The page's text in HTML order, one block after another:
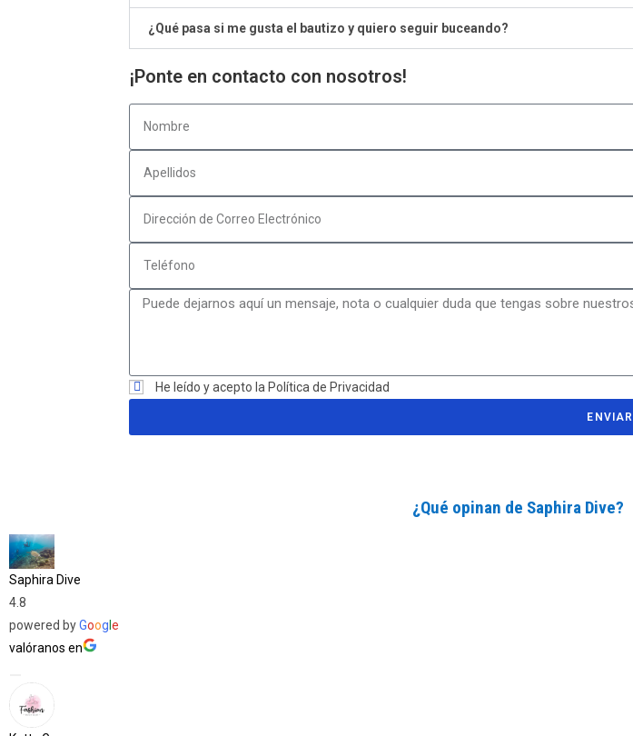
¿Qué pasa si me gusta el bautizo y quiero seguir buceando?
¡Ponte en contacto con nosotros!
He leído y acepto la Política de Privacidad
ENVIAR
¿Qué opinan de Saphira Dive?
Saphira Dive
4.8
powered byGoogle
valóranos en